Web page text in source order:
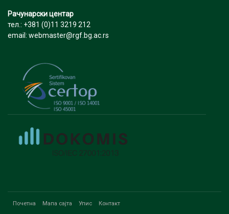
Рачунарски центар
тел.: +381 (0)11 3219 212
email: webmaster@rgf.bg.ac.rs
Почетна Мапа сајта Упис Контакт